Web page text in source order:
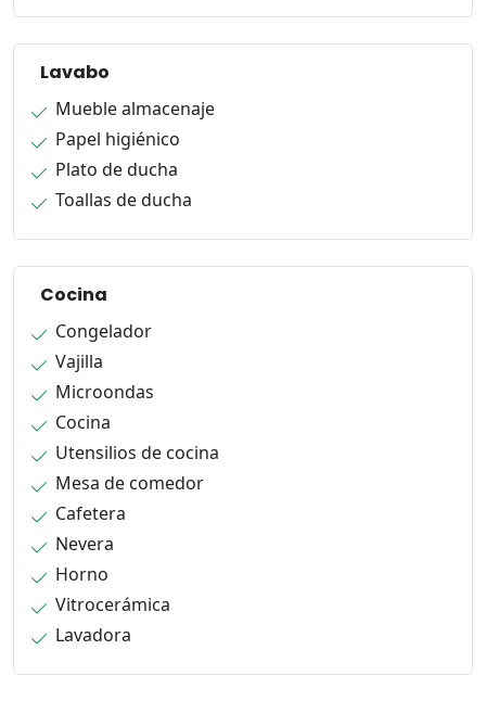
Lavabo
Mueble almacenaje
Papel higiénico
Plato de ducha
Toallas de ducha
Cocina
Congelador
Vajilla
Microondas
Cocina
Utensilios de cocina
Mesa de comedor
Cafetera
Nevera
Horno
Vitrocerámica
Lavadora